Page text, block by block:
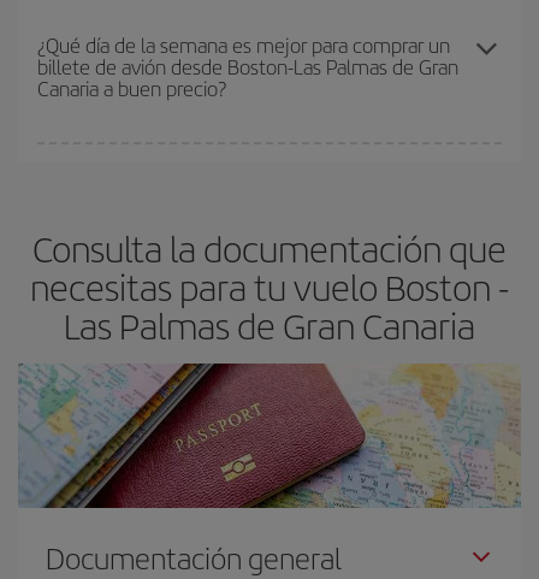
precio según tus necesidades de viaje. La tarifa básica, te
asegura el vuelo más barato.
¿Qué día de la semana es mejor para comprar un
billete de avión desde Boston-Las Palmas de Gran
Canaria a buen precio?
avión más baratos te saldrán. Además, si buscas los vuelos con
las fechas y los horarios del viaje un poco abiertos, podráselegir
el precio más barato.
Consulta la documentación que
necesitas para tu vuelo Boston -
Las Palmas de Gran Canaria
Documentación general